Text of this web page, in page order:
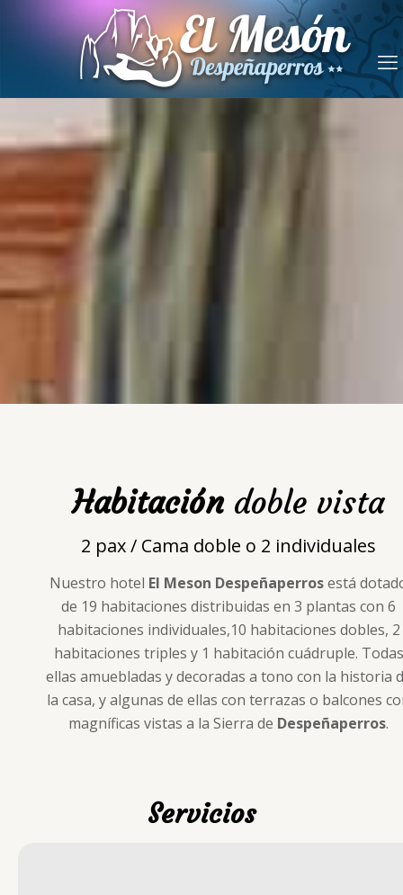
Habitación doble vista
2 pax / Cama doble o 2 individuales
Nuestro hotel El Meson Despeñaperrosestá
de 19 habitaciones distribuidas en 3 plantas con 6
habitaciones individuales,10 habitaciones dobles, 2
habitaciones triples y 1 habitación cuádruple. Todas
ellas amuebladas y decoradas a tono con la historia
la casa, y algunas de ellas con terrazas o balcones
magníficas vistas a la Sierra de Despeñaperros.
Servicios